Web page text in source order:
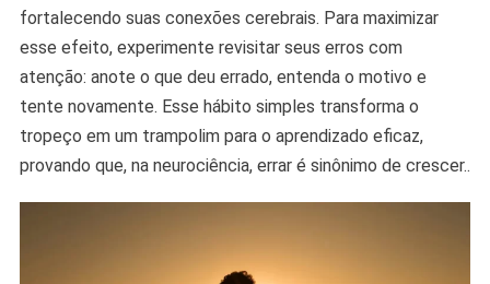
fortalecendo suas conexões cerebrais. Para maximizar
esse efeito, experimente revisitar seus erros com
atenção: anote o que deu errado, entenda o motivo e
tente novamente. Esse hábito simples transforma o
tropeço em um trampolim para o aprendizado eficaz,
provando que, na neurociência, errar é sinônimo de crescer..